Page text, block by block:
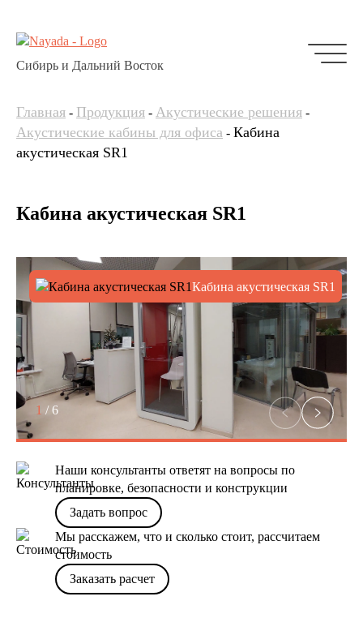
Сибирь и Дальний Восток
Главная - Продукция - Акустические решения -
Акустические кабины для офиса - Кабина
акустическая SR1
Кабина акустическая SR1
Кабина акустическая SR1
1 /6
Наши консультанты ответят на вопросы по
планировке, безопасности и конструкции
Задать вопрос
Мы расскажем, что и сколько стоит, рассчитаем
стоимость
Заказать расчет